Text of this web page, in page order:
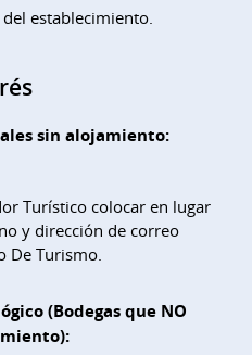
establecimiento.
sin alojamiento:
Turístico colocar en lugar
y dirección de correo
De Turismo.
(Bodegas que NO